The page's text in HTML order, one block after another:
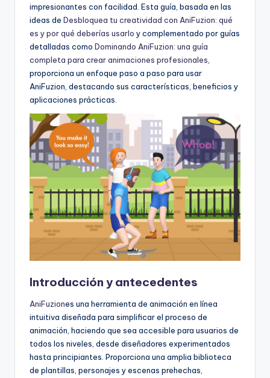
impresionantes con facilidad. Esta guía, basada en las
ideas de Desbloquea tu creatividad con AniFuzion: qué
es y por qué deberías usarlo y complementado por guías
detalladas como Dominando AniFuzion: una guía
completa para crear animaciones profesionales,
proporciona un enfoque paso a paso para usar
AniFuzion, destacando sus características, beneficios y
aplicaciones prácticas.
Introducción y antecedentes
AniFuziones una herramienta de animación en línea
intuitiva diseñada para simplificar el proceso de
animación, haciendo que sea accesible para usuarios de
todos los niveles, desde diseñadores experimentados
hasta principiantes. Proporciona una amplia biblioteca
de plantillas, personajes y escenas prehechas,